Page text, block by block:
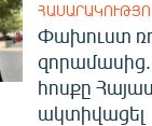
Փախուստ
զորամասից.
հոսքը
ակտիվացել